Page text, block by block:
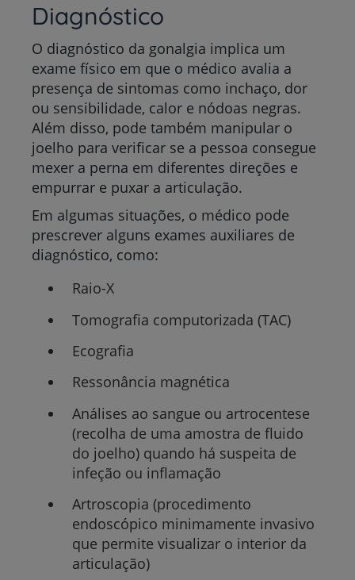
Diagnóstico
O diagnóstico da gonalgia implica um
exame físico em que o médico avalia a
presença de sintomas como inchaço, dor
ou sensibilidade, calor e nódoas negras.
Além disso, pode também manipular o
joelho para verificar se a pessoa consegue
mexer a perna em diferentes direções e
empurrar e puxar a articulação.
Em algumas situações, o médico pode
prescrever alguns exames auxiliares de
diagnóstico, como:
Raio-X
Tomografia computorizada (TAC)
Ecografia
Ressonância magnética
Análises ao sangue ou artrocentese
(recolha de uma amostra de fluido
do joelho) quando há suspeita de
infeção ou inflamação
Artroscopia (procedimento
endoscópico minimamente invasivo
que permite visualizar o interior da
articulação)